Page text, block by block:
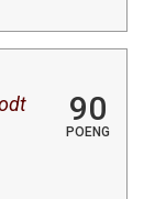
90
POENG